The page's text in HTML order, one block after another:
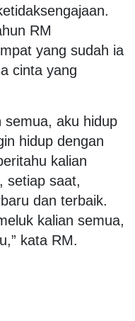
RM
yang sudah ia
cinta yang
semua, aku hidup
hidup dengan
kalian
setiap saat,
dan terbaik.
kalian semua,
kata RM.